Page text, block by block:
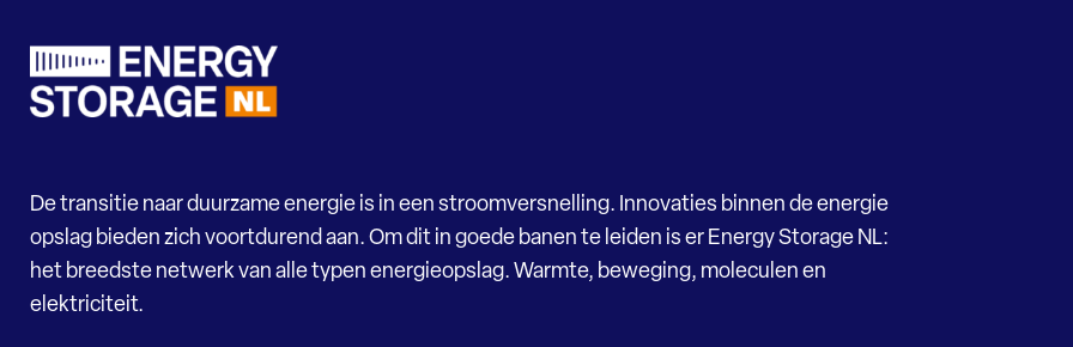
De transitie naar duurzame energie is in een stroomversnelling. Innovaties binnen de energie
opslag bieden zich voortdurend aan. Om dit in goede banen te leiden is er Energy Storage NL:
het breedste netwerk van alle typen energieopslag. Warmte, beweging, moleculen en
elektriciteit.